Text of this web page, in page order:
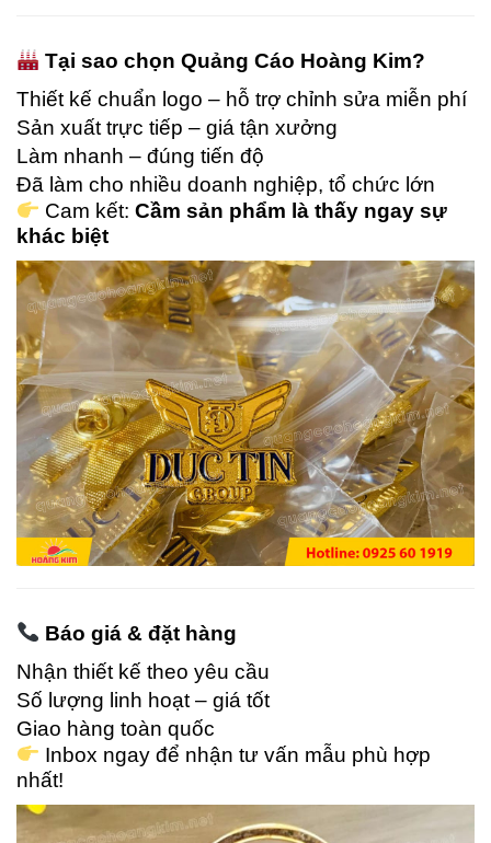
Tại sao chọn Quảng Cáo Hoàng Kim?
Thiết kế chuẩn logo – hỗ trợ chỉnh sửa miễn phí
Sản xuất trực tiếp – giá tận xưởng
Làm nhanh – đúng tiến độ
Đã làm cho nhiều doanh nghiệp, tổ chức lớn
Cam kết:Cầm sản phẩm là thấy ngay sự
khác biệt
Báo giá & đặt hàng
Nhận thiết kế theo yêu cầu
Số lượng linh hoạt – giá tốt
Giao hàng toàn quốc
Inbox ngay để nhận tư vấn mẫu phù hợp
nhất!